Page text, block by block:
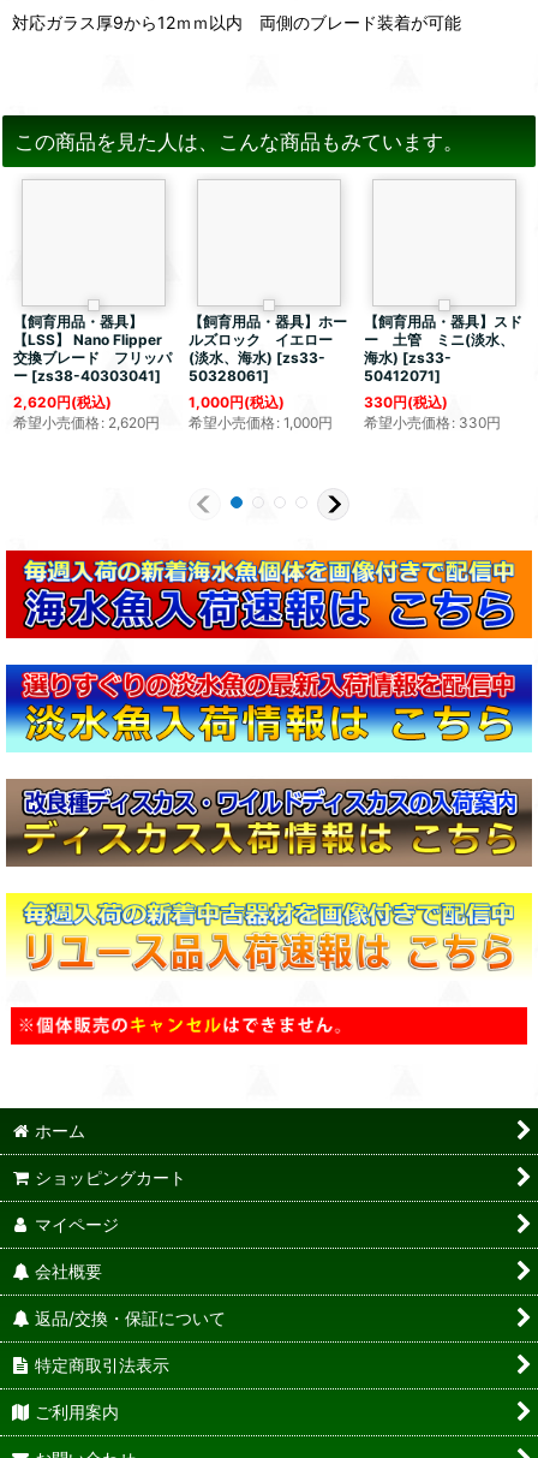
対応ガラス厚9から12ｍｍ以内 両側のブレード装着が可能
この商品を見た人は、こんな商品もみています。
【飼育用品・器具】
【LSS】 Nano Flipper
交換ブレード フリッパ
ー [zs38-40303041]
2,620円(税込)
希望小売価格: 2,620円
【飼育用品・器具】ホー
ルズロック イエロー
(淡水、海水) [zs33-
50328061]
1,000円(税込)
希望小売価格: 1,000円
【飼育用品・器具】スド
ー 土管 ミニ(淡水、
海水) [zs33-
50412071]
330円(税込)
希望小売価格: 330円
ホーム
ショッピングカート
マイページ
会社概要
返品/交換・保証について
特定商取引法表示
ご利用案内